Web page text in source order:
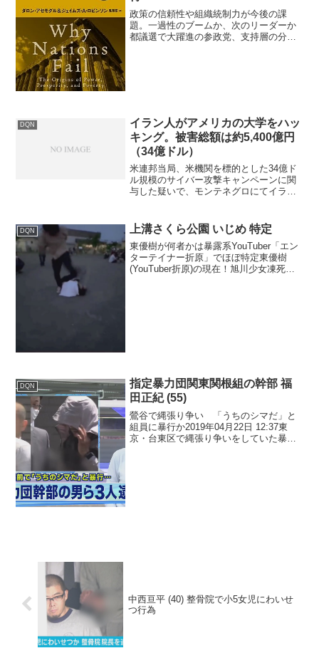
政策の信頼性や組織統制力が今後の課
題。一過性のブームか、次のリーダーか
都議選で大躍進の参政党、支持層の分析
DQN
イラン人がアメリカの大学をハッ
キング。被害総額は約5,400億円
（34億ドル）
米連邦当局、米機関を標的とした34億ド
ル規模のサイバー攻撃キャンペーンに関
与した疑いで、モンテネグロにてイラン
DQN 上溝さくら公園 いじめ 特定
東優樹が何者かは暴露系YouTuber「エン
ターテイナー折原」でほぼ特定東優樹
(YouTuber折原)の現在！旭川少女凍死事
DQN
指定暴力団関東関根組の幹部 福
田正紀 (55)
鶯谷で縄張り争い 「うちのシマだ」と
組員に暴行か2019年04月22日 12:37東
京・台東区で縄張り争いをしていた暴力
中西亘平 (40) 整骨院で小5女児にわいせ
つ行為